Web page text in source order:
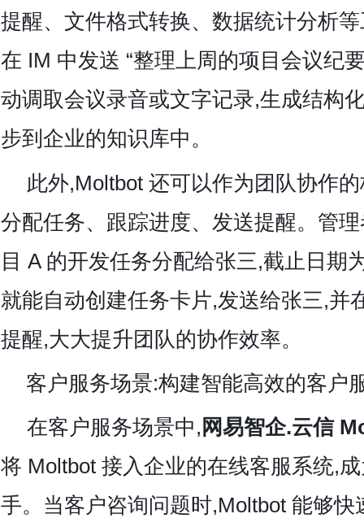
提醒、文件格式转换、数据统计分析
在 IM 中发送 “整理上周的项目会议纪
动调取会议录音或文字记录,生成结构
步到企业的知识库中。
此外,Moltbot 还可以作为团队协作
分配任务、跟踪进度、发送提醒。管
目 A 的开发任务分配给张三,截止日期
就能自动创建任务卡片,发送给张三,并
提醒,大大提升团队的协作效率。
客户服务场景:构建智能高效的客户
在客户服务场景中, 网易智企.云信
将 Moltbot 接入企业的在线客服系统,
手。当客户咨询问题时,Moltbot 能够快